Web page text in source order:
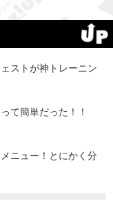
ストが神トレーニン
て簡単だった！！
ニュー！とにかく分